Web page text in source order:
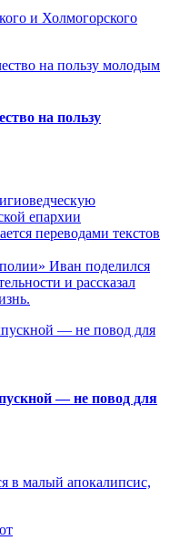
и Холмогорского
на пользу
епархии
переводами текстов
Иван поделился
и рассказал
— не повод для
в малый апокалипсис,